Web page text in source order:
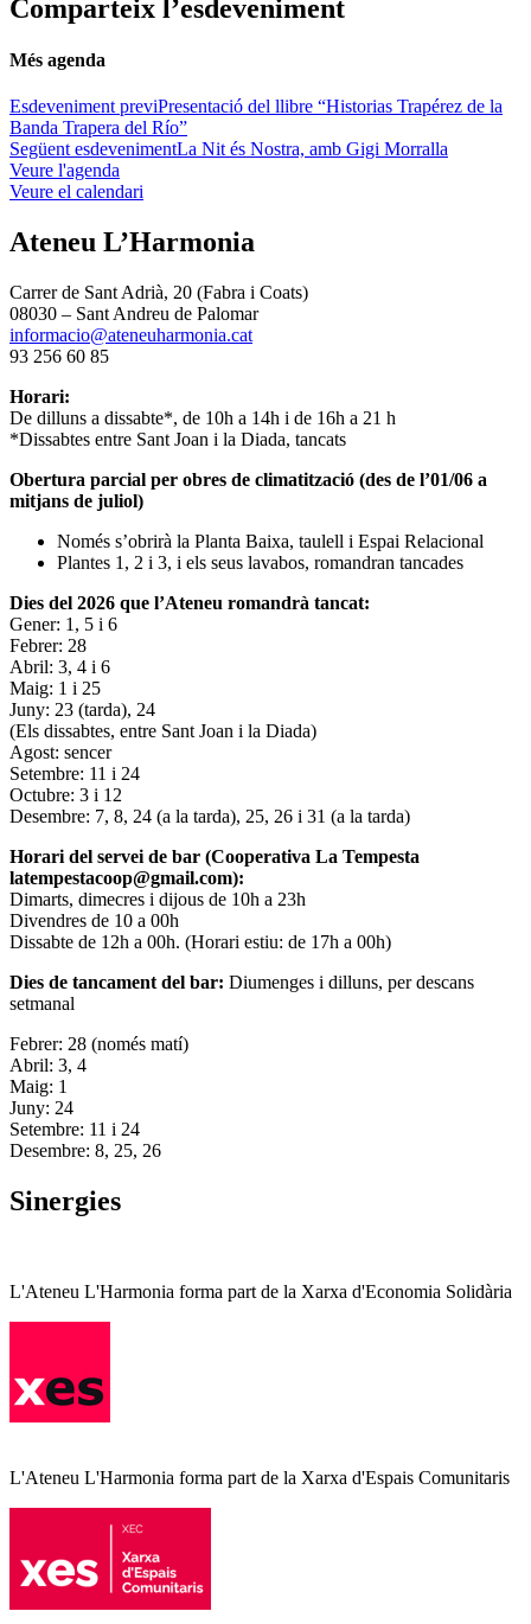
Comparteix l’esdeveniment
Més agenda
Esdeveniment previPresentació del llibre “Historias Trapérez de la
Banda Trapera del Río”
Següent esdevenimentLa Nit és Nostra, amb Gigi Morralla
Veure l'agenda
Veure el calendari
Ateneu L’Harmonia
Carrer de Sant Adrià, 20 (Fabra i Coats)
08030 – Sant Andreu de Palomar
informacio@ateneuharmonia.cat
93 256 60 85
Horari:
De dilluns a dissabte*, de 10h a 14h i de 16h a 21 h
*Dissabtes entre Sant Joan i la Diada, tancats
Obertura parcial per obres de climatització (des de l’01/06 a
mitjans de juliol)
Només s’obrirà la Planta Baixa, taulell i Espai Relacional
Plantes 1, 2 i 3, i els seus lavabos, romandran tancades
Dies del 2026 que l’Ateneu romandrà tancat:
Gener: 1, 5 i 6
Febrer: 28
Abril: 3, 4 i 6
Maig: 1 i 25
Juny: 23 (tarda), 24
(Els dissabtes, entre Sant Joan i la Diada)
Agost: sencer
Setembre: 11 i 24
Octubre: 3 i 12
Desembre: 7, 8, 24 (a la tarda), 25, 26 i 31 (a la tarda)
Horari del servei de bar (Cooperativa La Tempesta
latempestacoop@gmail.com):
Dimarts, dimecres i dijous de 10h a 23h
Divendres de 10 a 00h
Dissabte de 12h a 00h. (Horari estiu: de 17h a 00h)
Dies de tancament del bar: Diumenges i dilluns, per descans
setmanal
Febrer: 28 (només matí)
Abril: 3, 4
Maig: 1
Juny: 24
Setembre: 11 i 24
Desembre: 8, 25, 26
Sinergies
L'Ateneu L'Harmonia forma part de la Xarxa d'Economia Solidària
L'Ateneu L'Harmonia forma part de la Xarxa d'Espais Comunitaris